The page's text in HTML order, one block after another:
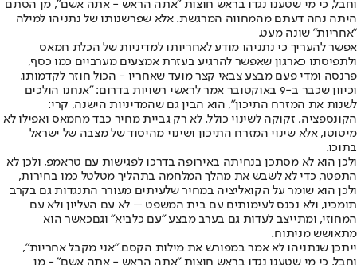
וחבל, כי מי שטענו נגדו בראש חוצות "אתה הראש - אתה אשם", מן הסתם
היתה נחה דעתם מהמחווה המרגשת. אלא שפרשנותו של נתניהו למילה
"אחריות" שונה מעט.
אפשר להעריך כי נתניהו מודע לאחריותו למדיניות של הכלת חמאס
ולתפיסתו כארגון שאפשר להרגיע בעזרת אמצעים מערביים כמו כסף,
פרנסה ומדי פעם מבצע צבאי קצר מועד שאחריו - הכול חוזר לקדמותו.
וכיוון שכבר ב-9 באוקטובר אמר לראשי רשויות בדרום: "אנחנו הולכים
לשנות את המזרח התיכון", הוא הבין גם שהמדיניות הישנה, קרי:
הקונספציה, זקוקה לשינוי כולל. לא רק גביית מחיר כבד מחמאס ואפילו לא
מיטוטו, אלא שינוי המזרח התיכון ושינוי מהיסוד של מצבה של ישראל
בתוכו.
ולכן הוא לא מסתכן בנחיתה באירופה בדרכו לפגישות עם טראמפ, ולכן לא
התפטר, כדי לא לשבש את מהלך המלחמה בתהליך מטלטל כמו בחירות,
ולכן הוא שומר על הקואליציה במחיר שלעיתים מעורר התנגדות גם בקרב
תומכיו, ולא נכנס לעימותים עם בית המשפט – לא עם העליון ולא עם
המחוזי, ומתייצב לעדות גם בערב מבצע "עם כלביא" וגםכאשר הוא
מתאושש מניתוח.
ייתכן שנתניהו לא אמר במפורש את מילות הקסם "אני מקבל אחריות",